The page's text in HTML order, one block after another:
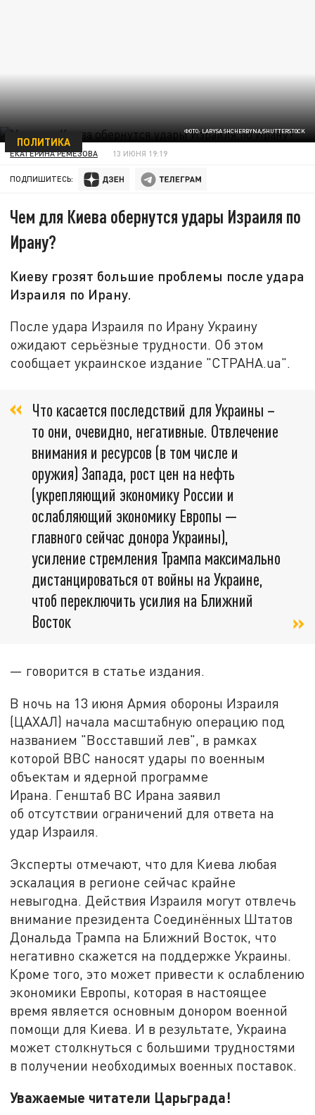
ФОТО: LARYSA SHCHERBYNA/SHUTTERSTOCK
ПОЛИТИКА
ЕКАТЕРИНА РЕМЕЗОВА 13 ИЮНЯ 19:19
ПОДПИШИТЕСЬ:
Чем для Киева обернутся удары Израиля по
Ирану?
Киеву грозят большие проблемы после удара
Израиля по Ирану.
После удара Израиля по Ирану Украину
ожидают серьёзные трудности. Об этом
сообщает украинское издание "СТРАНА.ua".
Что касается последствий для Украины –
то они, очевидно, негативные. Отвлечение
внимания и ресурсов (в том числе и
оружия) Запада, рост цен на нефть
(укрепляющий экономику России и
ослабляющий экономику Европы —
главного сейчас донора Украины),
усиление стремления Трампа максимально
дистанцироваться от войны на Украине,
чтоб переключить усилия на Ближний
Восток
— говорится в статье издания.
В ночь на 13 июня Армия обороны Израиля
(ЦАХАЛ) начала масштабную операцию под
названием "Восставший лев", в рамках
которой ВВС наносят удары по военным
объектам и ядерной программе
Ирана. Генштаб ВС Ирана заявил
об отсутствии ограничений для ответа на
удар Израиля.
Эксперты отмечают, что для Киева любая
эскалация в регионе сейчас крайне
невыгодна. Действия Израиля могут отвлечь
внимание президента Соединённых Штатов
Дональда Трампа на Ближний Восток, что
негативно скажется на поддержке Украины.
Кроме того, это может привести к ослаблению
экономики Европы, которая в настоящее
время является основным донором военной
помощи для Киева. И в результате, Украина
может столкнуться с большими трудностями
в получении необходимых военных поставок.
Уважаемые читатели Царьграда!